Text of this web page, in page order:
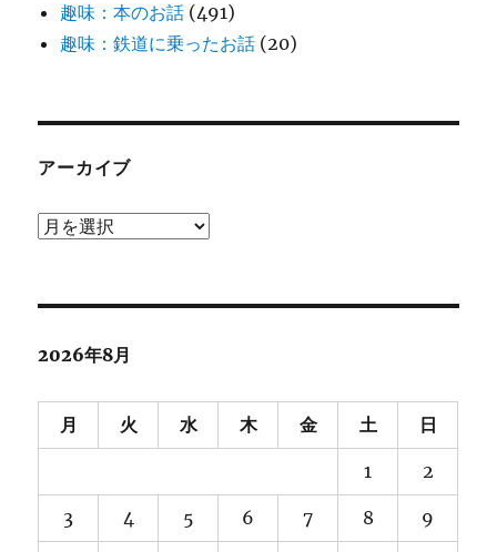
趣味：本のお話 (491)
趣味：鉄道に乗ったお話 (20)
アーカイブ
ア
ブ
2026年8月
月 火 水 木 金 土 日
1 2
3 4 5 6 7 8 9